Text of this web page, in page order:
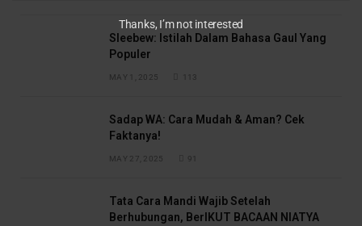
Sleebew: Istilah Dalam Bahasa Gaul Yang
Populer
MAY 1, 2025 113
Sadap WA: Cara Mudah & Aman? Cek
Faktanya!
MAY 27, 2025 91
Tata Cara Mandi Wajib Setelah
Berhubungan, BerIKUT BACAAN NIATYA
Thanks, I’m not interested